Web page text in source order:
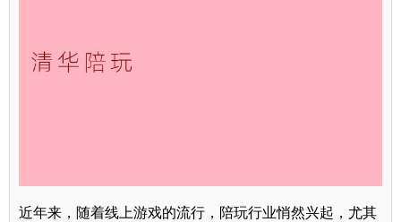
近年来，随着线上游戏的流行，陪玩行业悄然兴起，尤其